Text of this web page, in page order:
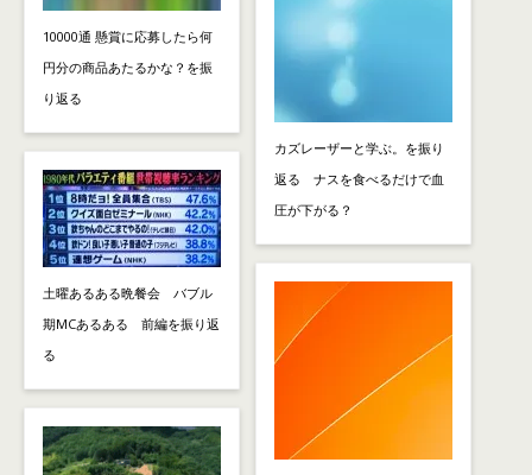
10000通 懸賞に応募したら何
円分の商品あたるかな？を振
り返る
土曜あるある晩餐会 バブル
期MCあるある 前編を振り返
る
カズレーザーと学ぶ。を振り
返る ナスを食べるだけで血
圧が下がる？